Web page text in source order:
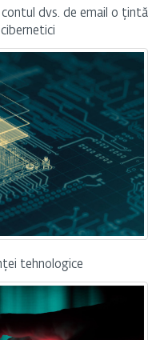
dvs. de email o țintă
tehnologice